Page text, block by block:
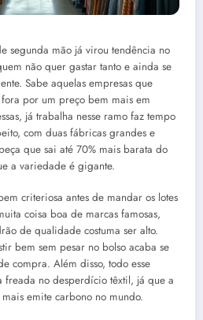
segunda mão já virou tendência no
não quer gastar tanto e ainda se
Sabe aquelas empresas que
por um preço bem mais em
já trabalha nesse ramo faz tempo
com duas fábricas grandes e
que sai até 70% mais barata do
a variedade é gigante.
criteriosa antes de mandar os lotes
coisa boa de marcas famosas,
de qualidade costuma ser alto.
bem sem pesar no bolso acaba se
compra. Além disso, todo esse
freada no desperdício têxtil, já que a
emite carbono no mundo.